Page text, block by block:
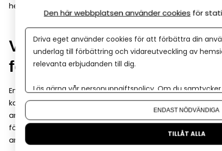
helt bevisade. Då kan innovationslån passa perfekt.
Verifieringsmedel – pengar
för att testa en idé
En lite mindre känd finansieringsform hos Almi är så
kallade verifieringsmedel. Det är pengar som kan
användas för att testa och verifiera en affärsidé innan
företaget satsar fullt ut. Pengarna kan till exempel
användas till att:
Den här webbplatsen använder cookies för
Driva eget använder cookies för att förbättra din
underlag till förbättring och vidareutveckling av
relevanta erbjudanden till dig.
Läs gärna vår personuppgiftspolicy. Om du
Om du vill ändra ditt val i efterhand hittar du den
ENDAST NÖDVÄNDIGA
TILLÅT ALLA